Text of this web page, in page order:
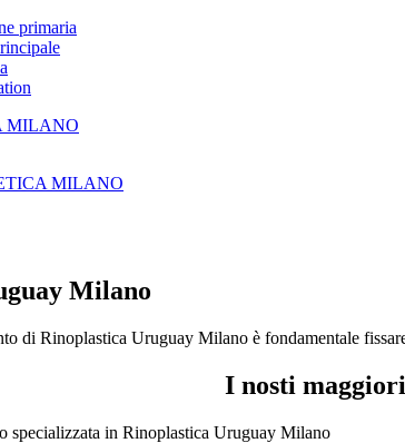
primaria
MILANO
MILANO
Milano
di Rinoplastica Uruguay Milano è fondamentale
I nosti